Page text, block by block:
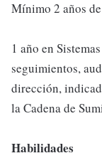
Mínimo 2 años
1 año en
seguimientos,
dirección,
la Cadena de
Habilidades